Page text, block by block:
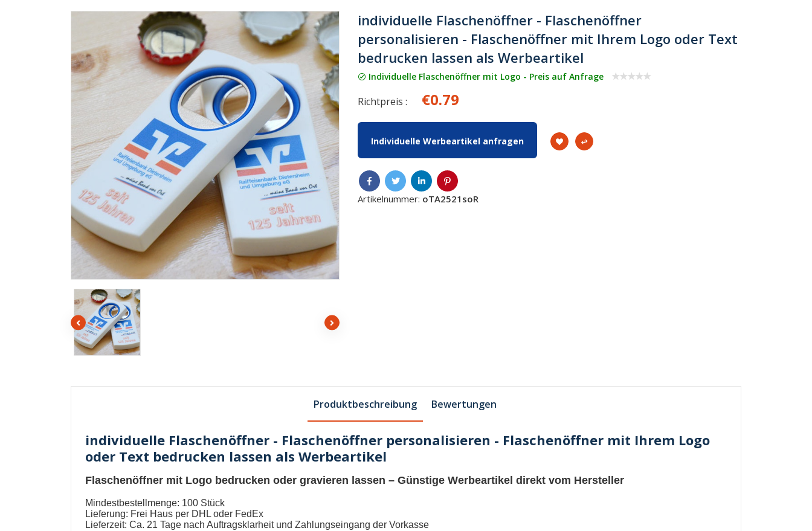
individuelle Flaschenöffner - Flaschenöffner
personalisieren - Flaschenöffner mit Ihrem Logo oder Text
bedrucken lassen als Werbeartikel
Individuelle Flaschenöffner mit Logo - Preis auf Anfrage
Richtpreis : €0.79
Individuelle Werbeartikel anfragen
Artikelnummer: oTA2521soR
Produktbeschreibung Bewertungen
individuelle Flaschenöffner - Flaschenöffner personalisieren - Flaschenöffner mit Ihrem Logo
oder Text bedrucken lassen als Werbeartikel
Flaschenöffner mit Logo bedrucken oder gravieren lassen –Günstige Werbeartikel direkt vom Hersteller
Mindestbestellmenge: 100 Stück
Lieferung: Frei Haus per DHL oder FedEx
Lieferzeit: Ca. 21 Tage nach Auftragsklarheit und Zahlungseingang der Vorkasse